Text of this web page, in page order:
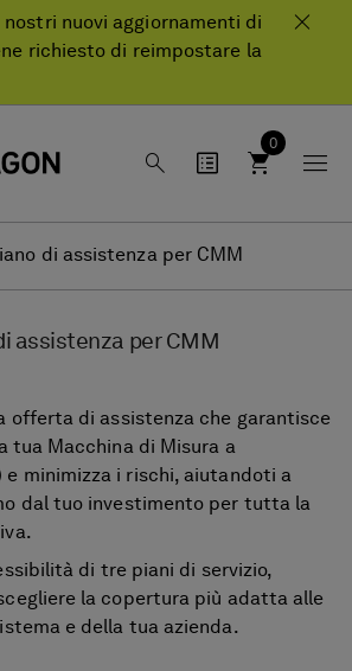
nuovi aggiornamenti di
richiesto di reimpostare la
0
di assistenza per CMM
assistenza per CMM
offerta di assistenza che garantisce
tua Macchina di Misura a
e minimizza i rischi, aiutandoti a
dal tuo investimento per tutta la
di tre piani di servizio,
la copertura più adatta alle
e della tua azienda.